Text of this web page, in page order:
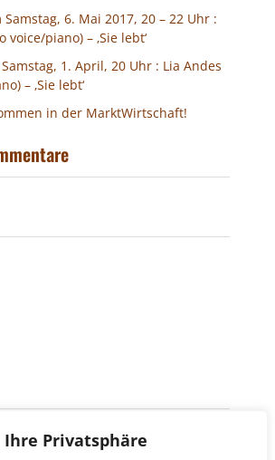
Privatsphäre
6. Mai 2017, 20 – 22 Uhr :
voice/piano) – ‚Sie lebt‘
1. April, 20 Uhr : Lia Andes
– ‚Sie lebt‘
in der MarktWirtschaft!